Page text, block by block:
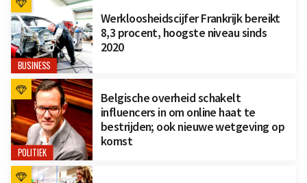
BUSINESS
Werkloosheidscijfer Frankrijk bereikt
8,3 procent, hoogste niveau sinds
2020
POLITIEK
Belgische overheid schakelt
influencers in om online haat te
bestrijden; ook nieuwe wetgeving op
komst